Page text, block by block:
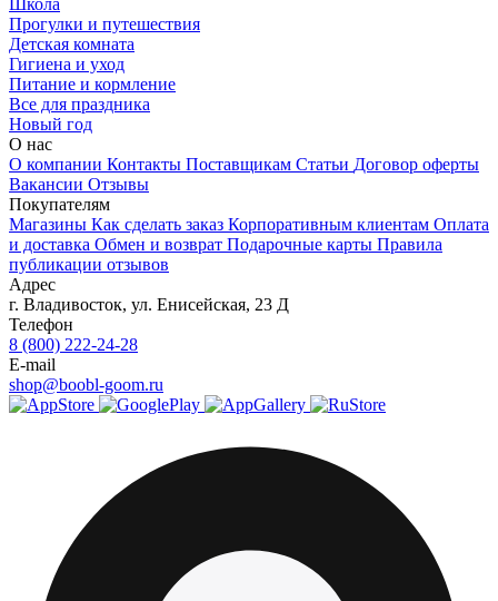
Школа
Прогулки и путешествия
Детская комната
Гигиена и уход
Питание и кормление
Все для праздника
Новый год
О нас
О компании Контакты Поставщикам Статьи Договор оферты
Вакансии Отзывы
Покупателям
Магазины Как сделать заказ Корпоративным клиентам Оплата
и доставка Обмен и возврат Подарочные карты Правила
публикации отзывов
Адрес
г. Владивосток, ул. Енисейская, 23 Д
Телефон
8 (800) 222-24-28
E-mail
shop@boobl-goom.ru